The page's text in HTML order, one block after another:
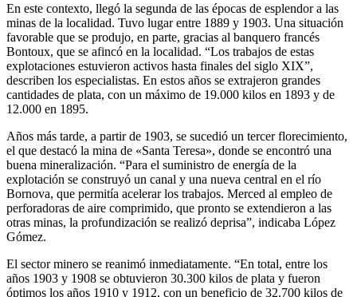
En este contexto, llegó la segunda de las épocas de esplendor a las
minas de la localidad. Tuvo lugar entre 1889 y 1903. Una situación
favorable que se produjo, en parte, gracias al banquero francés
Bontoux, que se afincó en la localidad. “Los trabajos de estas
explotaciones estuvieron activos hasta finales del siglo XIX”,
describen los especialistas. En estos años se extrajeron grandes
cantidades de plata, con un máximo de 19.000 kilos en 1893 y de
12.000 en 1895.
Años más tarde, a partir de 1903, se sucedió un tercer florecimiento,
el que destacó la mina de «Santa Teresa», donde se encontró una
buena mineralización. “Para el suministro de energía de la
explotación se construyó un canal y una nueva central en el río
Bornova, que permitía acelerar los trabajos. Merced al empleo de
perforadoras de aire comprimido, que pronto se extendieron a las
otras minas, la profundización se realizó deprisa”, indicaba López
Gómez.
El sector minero se reanimó inmediatamente. “En total, entre los
años 1903 y 1908 se obtuvieron 30.300 kilos de plata y fueron
óptimos los años 1910 y 1912, con un beneficio de 32.700 kilos de